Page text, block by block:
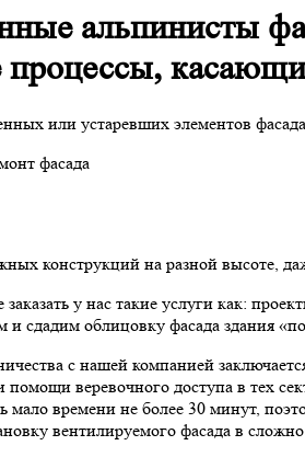
альпинисты
или устаревших элементов фасада
фасада
конструкций на разной высоте,
у нас такие услуги как:
сдадим облицовку фасада здания
с нашей компанией
веревочного доступа в тех
мало времени не более 30 минут,
вентилируемого фасада в